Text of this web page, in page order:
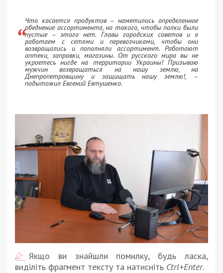
Что касается продуктов – наметилось определенное
обеднение ассортимента, но такого, чтобы полки были
пустые – этого нет. Главы городских советов и я
работаем с сетями и перевозчиками, чтобы они
возвращались и пополняли ассортимент. Работают
аптеки, заправки, магазины. От русского мира вы не
укроетесь нигде на территории Украины! Призываю
мужчин возвращаться на нашу землю, на
Днепропетровщину и защищать нашу землю!, –
подытожил Евгений Евтушенко.
Якщо ви знайшли помилку, будь ласка,
виділіть фрагмент тексту та натисніть Ctrl+Enter.